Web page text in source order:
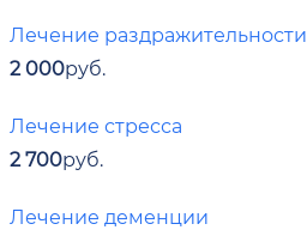
Лечение раздражительности
2 000руб.
Лечение стресса
2 700руб.
Лечение деменции